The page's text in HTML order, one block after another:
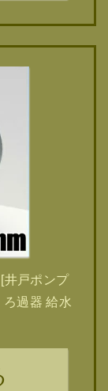
井戸ポンプ
過器 給水